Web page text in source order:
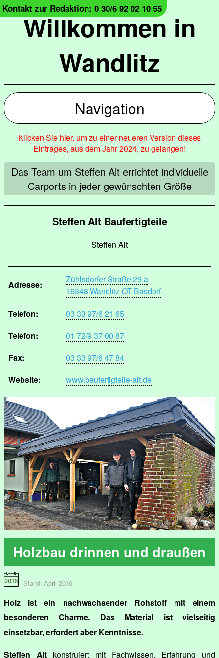
Willkommen in
Wandlitz
Kontakt zur Redaktion: 0 30/6 92 02 10 55
Navigation
Klicken Sie hier, um zu einer neueren Version dieses
Eintrages, aus dem Jahr 2024, zu gelangen!
Das Team um Steffen Alt errichtet individuelle
Carports in jeder gewünschten Größe
Steffen Alt Baufertigteile
Steffen Alt
Adresse:
Zühlsdorfer Straße 29 a
16348 Wandlitz OT Basdorf
Telefon:
03 33 97/6 21 65
Telefon:
01 72/9 37 00 87
Fax:
03 33 97/6 47 84
Website:
www.baufertigteile-alt.de
Holzbau drinnen und draußen
Stand: April 2016
Holz ist ein nachwachsender Rohstoff mit einem
besonderen Charme. Das Material ist vielseitig
einsetzbar, erfordert aber Kenntnisse.
Steffen Altkonstruiert mit Fachwissen, Erfahrung und